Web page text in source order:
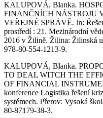
KALUPOVÁ, Blanka.
FINANČNÍCH NÁSTROJU
VEŘEJNÉ SPRÁVĚ. In:
prostředí : 21. Mezinárodní
2016 v Žilině. Žilina: Žilinská
978-80-554-1213-9.
KALUPOVÁ, Blanka.
TO DEAL WITCH THE
OF FINANCIAL
konference Logistika řešení
systémech. Přerov: Vysoká
80-87179-38-3.